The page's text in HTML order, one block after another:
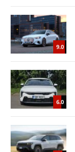
9.0
6.0